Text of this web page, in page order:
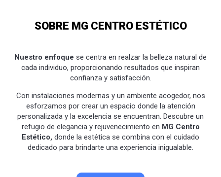
SOBRE MG CENTRO ESTÉTICO
Nuestro enfoque se centra en realzar la belleza natural de
cada individuo, proporcionando resultados que inspiran
confianza y satisfacción.
Con instalaciones modernas y un ambiente acogedor, nos
esforzamos por crear un espacio donde la atención
personalizada y la excelencia se encuentran. Descubre un
refugio de elegancia y rejuvenecimiento en MG Centro
Estético, donde la estética se combina con el cuidado
dedicado para brindarte una experiencia inigualable.